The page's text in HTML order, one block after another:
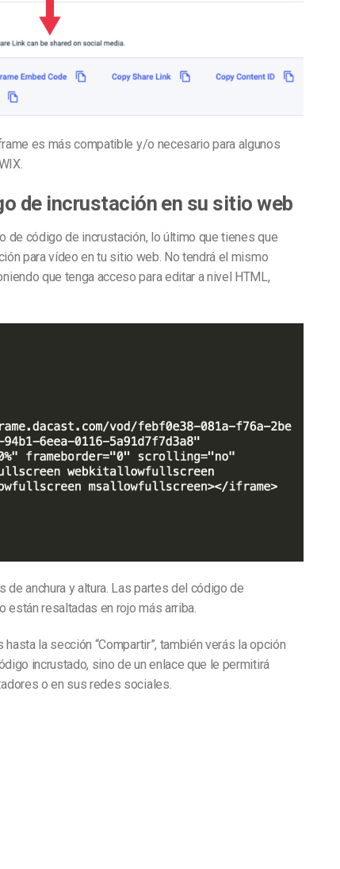
es más compatible y/o necesario para algunos
de incrustación en su sitio web
de código de incrustación, lo último que tienes que
para vídeo en tu sitio web. No tendrá el mismo
que tenga acceso para editar a nivel HTML,
de anchura y altura. Las partes del código de
están resaltadas en rojo más arriba.
hasta la sección “Compartir”, también verás la opción
incrustado, sino de un enlace que le permitirá
o en sus redes sociales.